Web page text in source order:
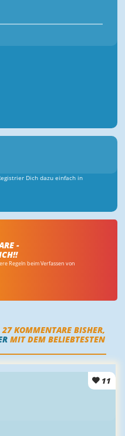
Dich dazu einfach in
-
Regeln beim Verfassen von
27KOMMENTARE BISHER,
MIT DEM BELIEBTESTEN
11